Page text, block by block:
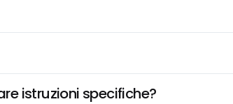
istruzioni specifiche?